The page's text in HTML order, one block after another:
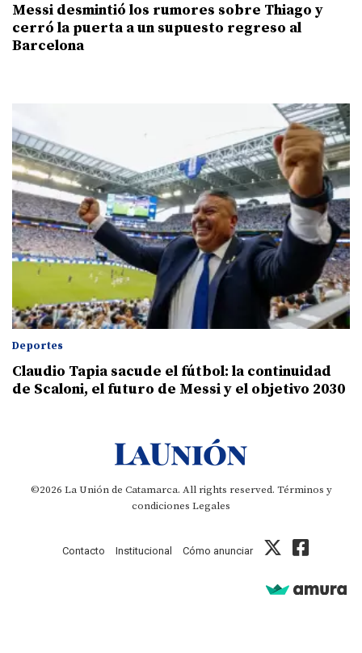
Messi desmintió los rumores sobre Thiago y
cerró la puerta a un supuesto regreso al
Barcelona
Deportes
Claudio Tapia sacude el fútbol: la continuidad
de Scaloni, el futuro de Messi y el objetivo 2030
©2026 La Unión de Catamarca. All rights reserved. Términos y
condiciones Legales
Contacto Institucional Cómo anunciar